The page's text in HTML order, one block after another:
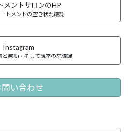
メントサロンのHP
トメントの空き状況確認
Instagram
と感動・そして講座の忘備録
問い合わせ